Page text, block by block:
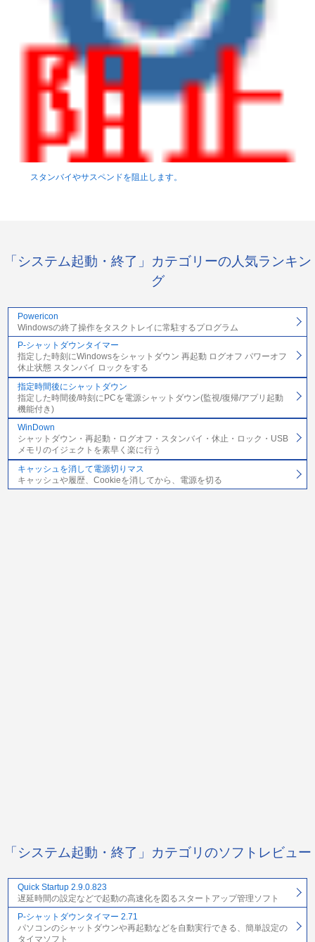
スタンバイやサスペンドを阻止します。
「システム起動・終了」カテゴリーの人気ランキン
グ
Powericon
Windowsの終了操作をタスクトレイに常駐するプログラム
P-シャットダウンタイマー
指定した時刻にWindowsをシャットダウン 再起動 ログオフ パワーオフ
休止状態 スタンバイ ロックをする
指定時間後にシャットダウン
指定した時間後/時刻にPCを電源シャットダウン(監視/復帰/アプリ起動
機能付き)
WinDown
シャットダウン・再起動・ログオフ・スタンバイ・休止・ロック・USB
メモリのイジェクトを素早く楽に行う
キャッシュを消して電源切りマス
キャッシュや履歴、Cookieを消してから、電源を切る
「システム起動・終了」カテゴリのソフトレビュー
Quick Startup 2.9.0.823
遅延時間の設定などで起動の高速化を図るスタートアップ管理ソフト
P-シャットダウンタイマー 2.71
パソコンのシャットダウンや再起動などを自動実行できる、簡単設定の
タイマソフト